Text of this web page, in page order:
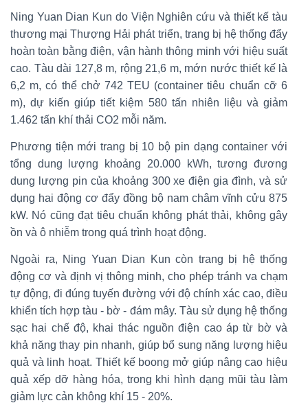
Ning Yuan Dian Kun do Viện Nghiên cứu và thiết kế tàu
thương mại Thượng Hải phát triển, trang bị hệ thống đẩy
hoàn toàn bằng điện, vận hành thông minh với hiệu suất
cao. Tàu dài 127,8 m, rộng 21,6 m, mớn nước thiết kế là
6,2 m, có thể chở 742 TEU (container tiêu chuẩn cỡ 6
m), dự kiến giúp tiết kiệm 580 tấn nhiên liệu và giảm
1.462 tấn khí thải CO2 mỗi năm.
Phương tiện mới trang bị 10 bộ pin dạng container với
tổng dung lượng khoảng 20.000 kWh, tương đương
dung lượng pin của khoảng 300 xe điện gia đình, và sử
dụng hai động cơ đẩy đồng bộ nam châm vĩnh cửu 875
kW. Nó cũng đạt tiêu chuẩn không phát thải, không gây
ồn và ô nhiễm trong quá trình hoạt động.
Ngoài ra, Ning Yuan Dian Kun còn trang bị hệ thống
động cơ và định vị thông minh, cho phép tránh va chạm
tự động, đi đúng tuyến đường với độ chính xác cao, điều
khiển tích hợp tàu - bờ - đám mây. Tàu sử dụng hệ thống
sạc hai chế độ, khai thác nguồn điện cao áp từ bờ và
khả năng thay pin nhanh, giúp bổ sung năng lượng hiệu
quả và linh hoạt. Thiết kế boong mở giúp nâng cao hiệu
quả xếp dỡ hàng hóa, trong khi hình dạng mũi tàu làm
giảm lực cản không khí 15 - 20%.